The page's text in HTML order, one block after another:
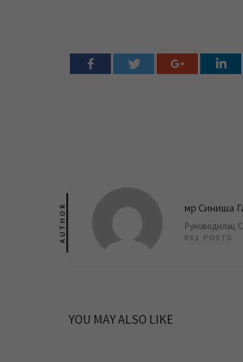
AUTHOR мр Синиша
Руководилац
861 POSTS
YOU MAY ALSO LIKE